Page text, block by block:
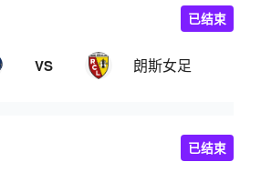
VS 朗斯女足
已结束
已结束